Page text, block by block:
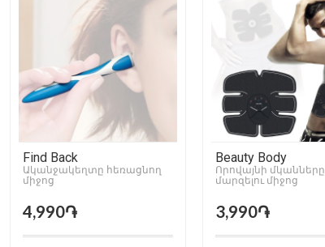
Find Back
Ականջակեղտը հեռացնող
միջոց
4,990֏
Beauty Body
Որովայնի մկանները
մարզելու միջոց
3,990֏